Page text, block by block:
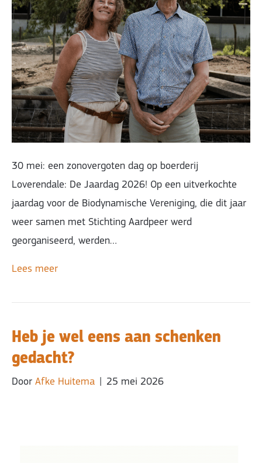
30 mei: een zonovergoten dag op boerderij
Loverendale: De Jaardag 2026! Op een uitverkochte
jaardag voor de Biodynamische Vereniging, die dit jaar
weer samen met Stichting Aardpeer werd
georganiseerd, werden…
Lees meer
Heb je wel eens aan schenken
gedacht?
Door Afke Huitema 25 mei 2026